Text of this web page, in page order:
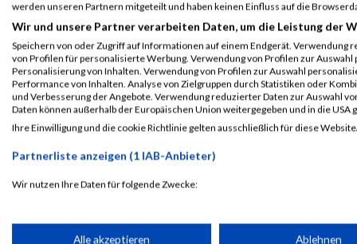
ALBUM B2RUN MÜNCHEN / 15.07.2026
werden unseren Partnern mitgeteilt und haben keinen Einfluss auf die
Wir und unsere Partner verarbeiten Daten, um die Leistung der
Speichern von oder Zugriff auf Informationen auf einem Endgerät. Verwendung
von Profilen für personalisierte Werbung. Verwendung von Profilen zur
Personalisierung von Inhalten. Verwendung von Profilen zur Auswahl
Performance von Inhalten. Analyse von Zielgruppen durch Statistiken oder
und Verbesserung der Angebote. Verwendung reduzierter Daten zur Auswahl
Daten können außerhalb der Europäischen Union weitergegeben und in die USA
Ihre Einwilligung und die cookie Richtlinie gelten ausschließlich für diese
Partnerliste anzeigen (1 IAB-Anbieter)
Wir nutzen Ihre Daten für folgende Zwecke:
Speichern von oder Zugriff auf Informationen auf einem
Alle akzeptieren Ablehnen